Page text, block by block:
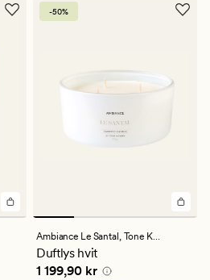
-50%
Ambiance Le Santal, Tone Kroken
Duftlys hvit
Pris 1 199,90 kr
1 199,90 kr